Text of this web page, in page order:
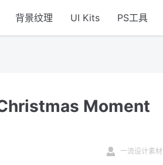
背景纹理 UI Kits PS工具
Moment
一流设计素材